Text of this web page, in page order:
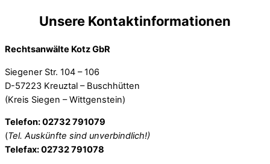
Unsere Kontaktinformationen
Rechtsanwälte Kotz GbR
Siegener Str. 104 – 106
D-57223 Kreuztal – Buschhütten
(Kreis Siegen – Wittgenstein)
Telefon: 02732 791079
(Tel. Auskünfte sind unverbindlich!)
Telefax: 02732 791078